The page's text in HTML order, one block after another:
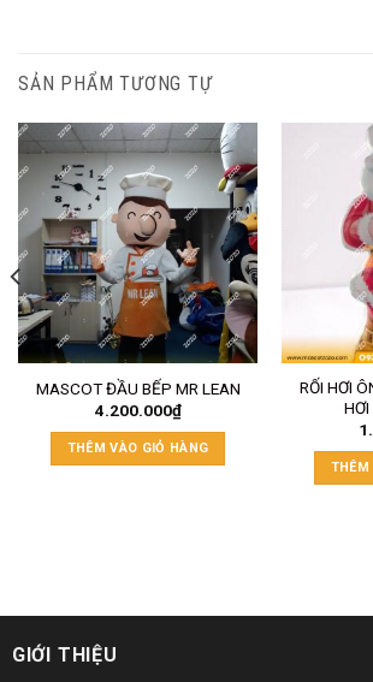
SẢN PHẨM TƯƠNG TỰ
MASCOT ĐẦU BẾP MR LEAN
4.200.000₫
THÊM VÀO GIỎ HÀNG
RỐI HƠI
THÊM
GIỚI THIỆU